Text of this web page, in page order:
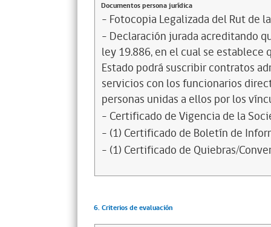
Documentos persona jurídica
- Fotocopia Legalizada del Rut de
- Declaración jurada acreditando
ley 19.886, en el cual se
Estado podrá suscribir contratos
servicios con los funcionarios
personas unidas a ellos por los
- Certificado de Vigencia de la
- (1) Certificado de Boletín de
- (1) Certificado de Quiebras/
6. Criterios de evaluación